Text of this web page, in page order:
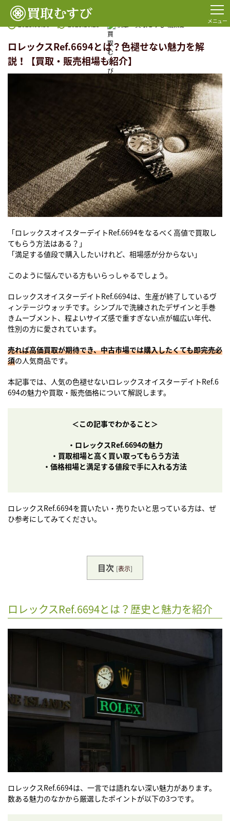
メニュー
TOP コラム一覧 ロレックスRef.6694とは？色褪せない魅力を解説！【買取・販
2023.05.30 2023.10.23 執筆：買取むすび 編集部
ロレックスRef.6694とは？色褪せない魅力を解
説！【買取・販売相場も紹介】
「ロレックスオイスターデイトRef.6694をなるべく高値で買取し
てもらう方法はある？」
「満足する値段で購入したいけれど、相場感が分からない」
このように悩んでいる方もいらっしゃるでしょう。
ロレックスオイスターデイトRef.6694は、生産が終了しているヴ
ィンテージウォッチです。シンプルで洗練されたデザインと手巻
きムーブメント、程よいサイズ感で重すぎない点が幅広い年代、
性別の方に愛されています。
売れば高価買取が期待でき、中古市場では購入したくても即完売必
須の人気商品です。
本記事では、人気の色褪せないロレックスオイスターデイトRef.6
694の魅力や買取・販売価格について解説します。
＜この記事でわかること＞
・ ロレックスRef.6694の魅力
・買取相場と高く買い取ってもらう方法
・ 価格相場と満足する値段で手に入れる方法
ロレックスRef.6694を買いたい・売りたいと思っている方は、ぜ
ひ参考にしてみてください。
目次 [表示]
ロレックスRef.6694とは？歴史と魅力を紹介
ロレックスRef.6694は、一言では語れない深い魅力があります。
数ある魅力のなかから厳選したポイントが以下の3つです。